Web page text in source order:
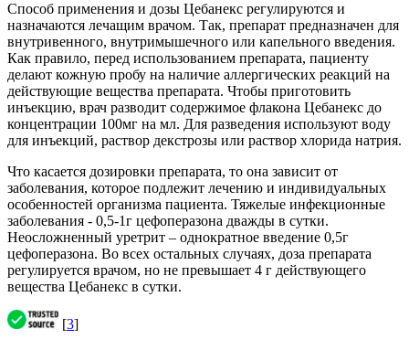
Способ применения и дозы Цебанекс регулируются и
назначаются лечащим врачом. Так, препарат предназначен для
внутривенного, внутримышечного или капельного введения.
Как правило, перед использованием препарата, пациенту
делают кожную пробу на наличие аллергических реакций на
действующие вещества препарата. Чтобы приготовить
инъекцию, врач разводит содержимое флакона Цебанекс до
концентрации 100мг на мл. Для разведения используют воду
для инъекций, раствор декстрозы или раствор хлорида натрия.
Что касается дозировки препарата, то она зависит от
заболевания, которое подлежит лечению и индивидуальных
особенностей организма пациента. Тяжелые инфекционные
заболевания - 0,5-1г цефоперазона дважды в сутки.
Неосложненный уретрит – однократное введение 0,5г
цефоперазона. Во всех остальных случаях, доза препарата
регулируется врачом, но не превышает 4 г действующего
вещества Цебанекс в сутки.
[3]